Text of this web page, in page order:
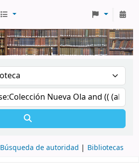
Búsqueda de autoridad Bibliotecas